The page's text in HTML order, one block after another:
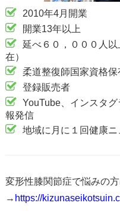
2010年4月開業
開業13年以上
延べ６０，０００人
在）
柔道整復師国家資格保
登録販売者
YouTube、インスタ
報発信
地域に月に１回健康
変形性膝関節症で悩みの
→ https://